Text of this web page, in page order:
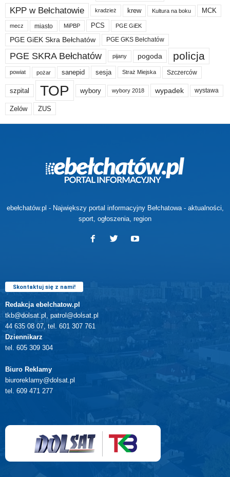
KPP w Bełchatowie kradzież krew Kultura na boku MCK
mecz miasto MiPBP PCS PGE GiEK
PGE GiEK Skra Bełchatów PGE GKS Bełchatów
PGE SKRA Bełchatów pijany pogoda policja
powiat pożar sanepid sesja Straż Miejska Szczerców
szpital TOP wybory wybory 2018 wypadek wystawa
Zelów ZUS
ebełchatów.pl - Największy portal informacyjny Bełchatowa - aktualności,
sport, ogłoszenia, region
Skontaktuj się z nami!
Redakcja ebelchatow.pl
tkb@dolsat.pl, patrol@dolsat.pl
44 635 08 07, tel. 601 307 761
Dziennikarz
tel. 605 309 304
Biuro Reklamy
biuroreklamy@dolsat.pl
tel. 609 471 277